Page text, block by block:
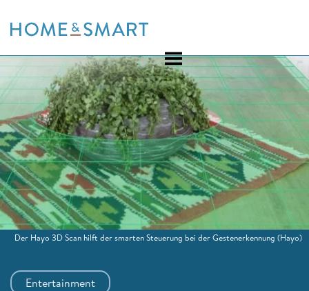
to
Entertainment
Der Hayo 3D Scan hilft der smarten Steuerung bei der Gestenerkennung (Hayo)